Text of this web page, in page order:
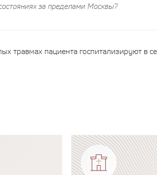
за пределами Москвы?
травмах пациента госпитализируют в